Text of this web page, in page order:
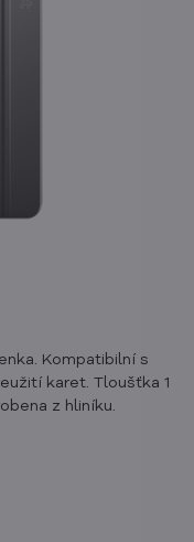
Kompatibilní s
karet. Tloušťka 1
z hliníku.